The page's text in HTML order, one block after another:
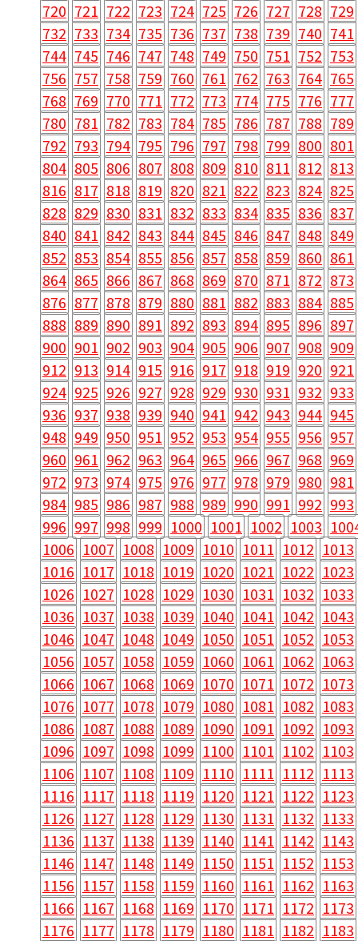
720 721 722 723 724 725 726 727 728 729
732 733 734 735 736 737 738 739 740 741
744 745 746 747 748 749 750 751 752 753
756 757 758 759 760 761 762 763 764 765
768 769 770 771 772 773 774 775 776 777
780 781 782 783 784 785 786 787 788 789
792 793 794 795 796 797 798 799 800 801
804 805 806 807 808 809 810 811 812 813
816 817 818 819 820 821 822 823 824 825
828 829 830 831 832 833 834 835 836 837
840 841 842 843 844 845 846 847 848 849
852 853 854 855 856 857 858 859 860 861
864 865 866 867 868 869 870 871 872 873
876 877 878 879 880 881 882 883 884 885
888 889 890 891 892 893 894 895 896 897
900 901 902 903 904 905 906 907 908 909
912 913 914 915 916 917 918 919 920 921
924 925 926 927 928 929 930 931 932 933
936 937 938 939 940 941 942 943 944 945
948 949 950 951 952 953 954 955 956 957
960 961 962 963 964 965 966 967 968 969
972 973 974 975 976 977 978 979 980 981
984 985 986 987 988 989 990 991 992 993
996 997 998 999 1000 1001 1002 1003
1006 1007 1008 1009 1010 1011 1012 1013
1016 1017 1018 1019 1020 1021 1022 1023
1026 1027 1028 1029 1030 1031 1032 1033
1036 1037 1038 1039 1040 1041 1042 1043
1046 1047 1048 1049 1050 1051 1052 1053
1056 1057 1058 1059 1060 1061 1062 1063
1066 1067 1068 1069 1070 1071 1072 1073
1076 1077 1078 1079 1080 1081 1082 1083
1086 1087 1088 1089 1090 1091 1092 1093
1096 1097 1098 1099 1100 1101 1102 1103
1106 1107 1108 1109 1110 1111 1112 1113
1116 1117 1118 1119 1120 1121 1122 1123
1126 1127 1128 1129 1130 1131 1132 1133
1136 1137 1138 1139 1140 1141 1142 1143
1146 1147 1148 1149 1150 1151 1152 1153
1156 1157 1158 1159 1160 1161 1162 1163
1166 1167 1168 1169 1170 1171 1172 1173
1176 1177 1178 1179 1180 1181 1182 1183